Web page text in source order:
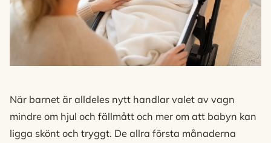
När barnet är alldeles nytt handlar valet av vagn
mindre om hjul och fällmått och mer om att babyn kan
ligga skönt och tryggt. De allra första månaderna